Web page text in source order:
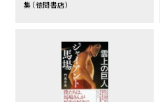
集（徳間書店）